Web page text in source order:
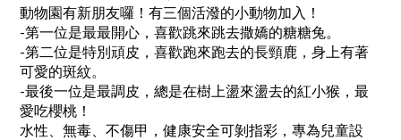
動物園有新朋友囉！有三個活潑的小動物加入！
-第一位是最最開心，喜歡跳來跳去撒嬌的糖糖兔。
-第二位是特別頑皮，喜歡跑來跑去的長頸鹿，身上有著
可愛的斑紋。
-最後一位是最調皮，總是在樹上盪來盪去的紅小猴，最
愛吃櫻桃！
水性、無毒、不傷甲，健康安全可剝指彩，專為兒童設